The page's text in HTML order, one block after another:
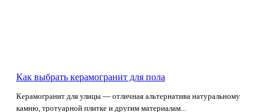
Как выбрать керамогранит для пола
Керамогранит для улицы — отличная альтернатива натуральному
камню, тротуарной плитке и другим материалам...